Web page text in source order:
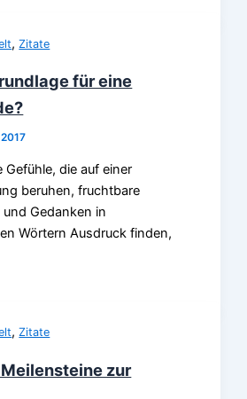
,Zitate
für eine
Gefühle, die auf einer
beruhen, fruchtbare
Gedanken in
Wörtern Ausdruck finden,
,Zitate
zur